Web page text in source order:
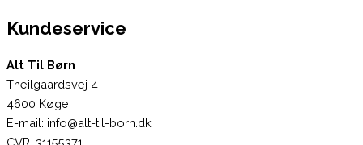
Kundeservice
Alt Til Børn
Theilgaardsvej 4
4600 Køge
E-mail: info@alt-til-born.dk
CVR. 31155371